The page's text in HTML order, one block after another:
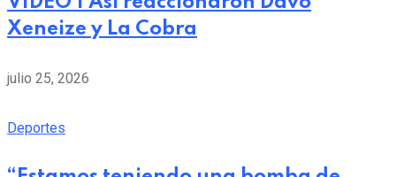
Xeneize y La Cobra
julio 25, 2026
Deportes